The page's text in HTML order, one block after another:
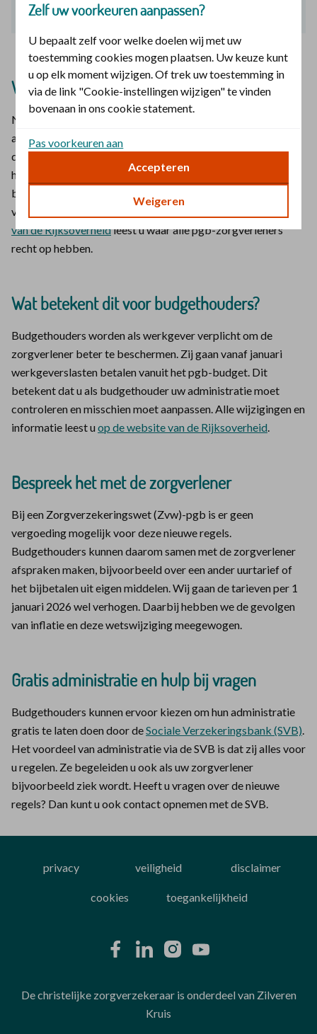
Wat verandert er voor zorgverleners?
Nu hebben pgb-zorgverleners met een
arbeidsovereenkomst van maximaal 3 dagen minder rechten
dan zorgverleners die meer dagen werken. Vanaf januari
heeft elke pgb-zorgverlener meer rechten, zoals
bescherming bij ontslag, recht op bijzonder verlof en zijn ze
verzekerd voor werknemersverzekeringen. Op
van de Rijksoverheidleest u waar alle pgb-zorgverleners
recht op hebben.
Wat betekent dit voor budgethouders?
Budgethouders worden als werkgever verplicht om de
zorgverlener beter te beschermen. Zij gaan vanaf januari
werkgeverslasten betalen vanuit het pgb-budget. Dit
betekent dat u als budgethouder uw administratie moet
controleren en misschien moet aanpassen. Alle wijzigingen en
informatie leest u op de website van de Rijksoverheid.
Bespreek het met de zorgverlener
Bij een Zorgverzekeringswet (Zvw)-pgb is er geen
vergoeding mogelijk voor deze nieuwe regels.
Budgethouders kunnen daarom samen met de zorgverlener
afspraken maken, bijvoorbeeld over een ander uurtarief of
het bijbetalen uit eigen middelen. Wij gaan de tarieven per 1
januari 2026 wel verhogen. Daarbij hebben we de gevolgen
van inflatie en deze wetswijziging meegewogen.
Gratis administratie en hulp bij vragen
Budgethouders kunnen ervoor kiezen om hun administratie
gratis te laten doen door deSociale Verzekeringsbank (SVB).
Het voordeel van administratie via de SVB is dat zij alles voor
u regelen. Ze begeleiden u ook als uw zorgverlener
bijvoorbeeld ziek wordt. Heeft u vragen over de nieuwe
regels? Dan kunt u ook contact opnemen met de SVB.
privacy veiligheid disclaimer
cookies toegankelijkheid
De christelijke zorgverzekeraar is onderdeel van Zilveren
Kruis
Zelf uw voorkeuren aanpassen?
U bepaalt zelf voor welke doelen wij met uw
toestemming cookies mogen plaatsen. Uw keuze kunt
u op elk moment wijzigen. Of trek uw toestemming in
via de link "Cookie-instellingen wijzigen" te vinden
bovenaan in ons cookie statement.
Pas voorkeuren aan
Accepteren
Weigeren